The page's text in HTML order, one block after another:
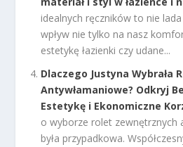
idealnych ręczników to nie
wpływ nie tylko na nasz
estetykę łazienki czy udane...
Dlaczego Justyna Wybrała
Antywłamaniowe? Odkryj
Estetykę i Ekonomiczne
o wyborze rolet zewnętrznych
była przypadkowa.